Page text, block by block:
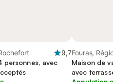
9,7
personnes, avec
Fouras,
Maison de
avec